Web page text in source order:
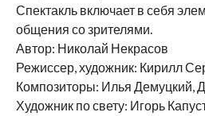
Спектакль включает в себя
общения со зрителями.
Автор: Николай Некрасов
Режиссер, художник: Кирилл
Композиторы: Илья Демуцкий,
Художник по свету: Игорь